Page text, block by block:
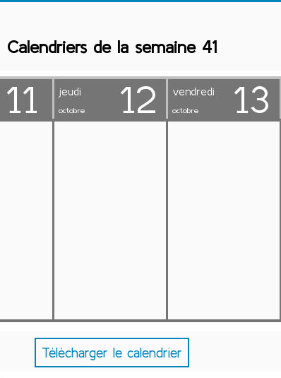
Calendriers de la semaine 41
Télécharger le calendrier